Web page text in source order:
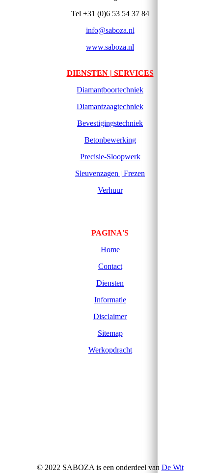
Tel +31 (0)6 53 54 37 84
info@saboza.nl
www.saboza.nl
DIENSTEN | SERVICES
Diamantboortechniek
Diamantzaagtechniek
Bevestigingstechniek
Betonbewerking
Precisie-Sloopwerk
Sleuvenzagen | Frezen
Verhuur
PAGINA'S
Home
Contact
Diensten
Informatie
Disclaimer
Sitemap
Werkopdracht
© 2022 SABOZA is een onderdeel van De Wit